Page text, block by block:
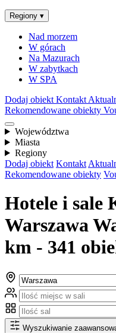
Regiony ▾
Nad morzem
W górach
Na Mazurach
W zabytkach
W SPA
Dodaj obiekt Kontakt
Rekomendowane obiekty
Województwa
Miasta
Regiony
Dodaj obiekt Kontakt
Rekomendowane obiekty
Hotele i sale
Warszawa
km - 341
Wyszukiwanie